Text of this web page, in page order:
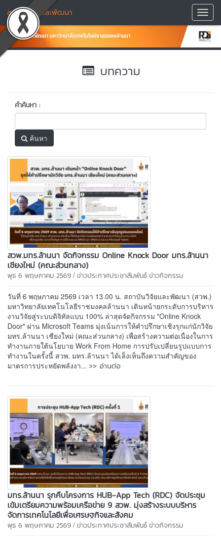
สถาบันวิจัยและพัฒนา
บทความ
คำค้นหา :
ค้นหา
สวพ.มทร.ล้านนา จัดกิจกรรม Online Knock Door มทร.ล้านนา
เชียงใหม่ (คณะส่วนกลาง)
พุธ 6 พฤษภาคม 2569 / ข่าวประกาศประชาสัมพันธ์ข่าวกิจกรรม
วันที่ 6 พฤษภาคม 2569 เวลา 13.00 น. สถาบันวิจัยและพัฒนา (สวพ.)
มหาวิทยาลัยเทคโนโลยีราชมงคลล้านนา เดินหน้ายกระดับการบริหาร
งานวิจัยสู่ระบบดิจิทัลแบบ 100% ล่าสุดจัดกิจกรรม "Online Knock
Door" ผ่าน Microsoft Teams มุ่งเน้นการให้คำปรึกษาเชิงรุกแก่นักวิจัย
มทร.ล้านนา เชียงใหม่ (คณะส่วนกลาง) เพื่อสร้างความต่อเนื่องในการ
ทำงานภายใต้นโยบาย Work From Home การปรับเปลี่ยนรูปแบบการ
ทำงานในครั้งนี้ สวพ. มทร.ล้านนา ได้เล็งเห็นถึงความสำคัญของ
มาตรการประหยัดพลังงา... >> อ่านต่อ
มทร.ล้านนา รุกคืบโครงการ HUB-App Tech (RDC) จัดประชุม
เข้มเตรียมความพร้อมเครือข่าย 9 สวพ. มุ่งสร้างระบบบริหาร
จัดการเทคโนโลยีเพื่อเศรษฐกิจและสังคม
พุธ 6 พฤษภาคม 2569 / ข่าวประกาศประชาสัมพันธ์ข่าวกิจกรรม